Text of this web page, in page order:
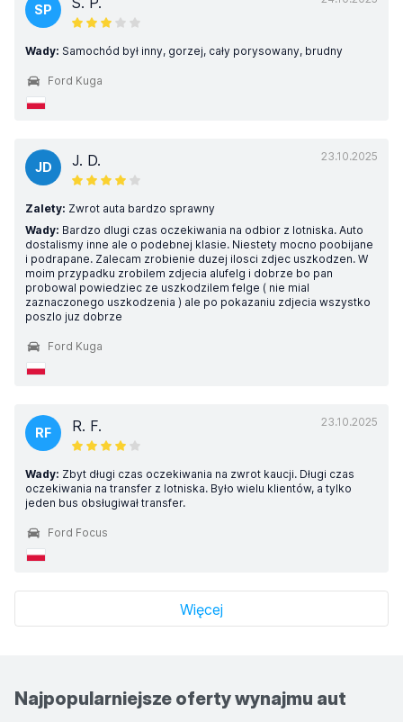
SP
Wady: Samochód był inny, gorzej, cały porysowany, brudny
Ford Kuga
23.10.2025
JD J. D.
Zalety: Zwrot auta bardzo sprawny
Wady: Bardzo dlugi czas oczekiwania na odbior z lotniska. Auto
dostalismy inne ale o podebnej klasie. Niestety mocno poobijane
i podrapane. Zalecam zrobienie duzej ilosci zdjec uszkodzen. W
moim przypadku zrobilem zdjecia alufelg i dobrze bo pan
probowal powiedziec ze uszkodzilem felge ( nie mial
zaznaczonego uszkodzenia ) ale po pokazaniu zdjecia wszystko
poszlo juz dobrze
Ford Kuga
23.10.2025
RF R. F.
Wady: Zbyt długi czas oczekiwania na zwrot kaucji. Długi czas
oczekiwania na transfer z lotniska. Było wielu klientów, a tylko
jeden bus obsługiwał transfer.
Ford Focus
Więcej
Najpopularniejsze oferty wynajmu aut